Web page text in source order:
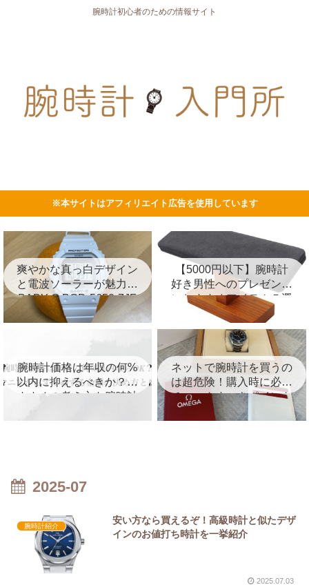
腕時計初心者のための情報サイト
※本サイトはアフィリエイト広告を使用しています
爽やかな真っ白デザイン
と電波ソーラーが魅力の
BABY-G BGD-5650-7JF
を徹底レビュー！
【5000円以下】腕時計
好き男性へのプレゼント
におすすめアイテム５選
を紹介！
腕時計価格は年収の何%
以内に抑えるべきか？お
すすめの考え方を腕時計
ネットで腕時計を買うの
は超危険！購入時に必ず
チェックすべきポイント
を徹底解説
2025-07
腕時計紹介
安い方なら買えるぞ！高級時計と似たデザ
インのお値打ち時計を一挙紹介
2025.07.03